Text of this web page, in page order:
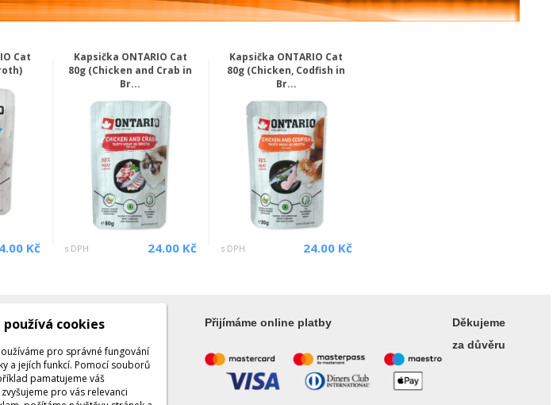
Cat
Kč
Kapsička ONTARIO Cat
80g (Chicken and Crab in
Br...
s DPH 24.00 Kč
Kapsička ONTARIO Cat
80g (Chicken, Codfish in
Br...
s DPH 24.00 Kč
nás
+420 608 141 224
Pá: 9:00 - 16:00
Přijímáme online platby
Děkujeme
za důvěru
cookies
pro správné fungování
a jejích funkcí. Pomocí souborů
pamatujeme váš
pro vás relevanci